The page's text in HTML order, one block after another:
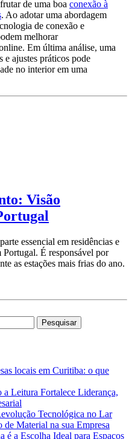
de uma boa conexão à
. Ao adotar uma abordagem
de conexão e
melhorar
Em última análise, uma
e ajustes práticos pode
no interior em uma
Visão
essencial em residências e
É responsável por
as estações mais frias do ano.
locais em Curitiba: o que
Leitura Fortalece Liderança,
Tecnológica no Lar
Material na sua Empresa
é a Escolha Ideal para Espaços